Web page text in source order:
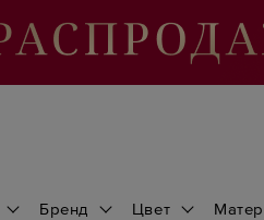
Бренд Цвет